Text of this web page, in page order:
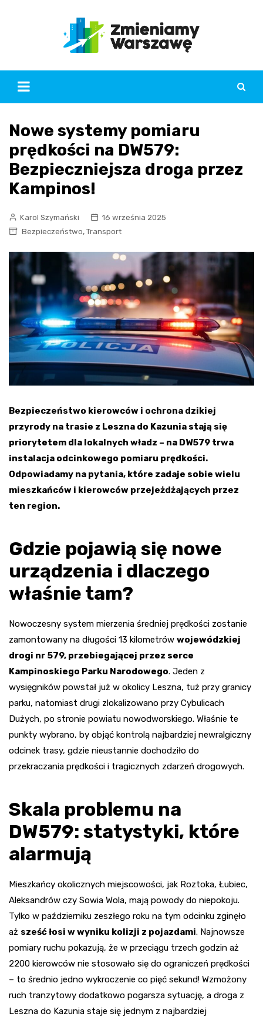
Nowe systemy pomiaru
prędkości na DW579:
Bezpieczniejsza droga przez
Kampinos!
Karol Szymański
16 września 2025
Bezpieczeństwo, Transport
Bezpieczeństwo kierowców i ochrona dzikiej
przyrody na trasie z Leszna do Kazunia stają się
priorytetem dla lokalnych władz – na DW579 trwa
instalacja odcinkowego pomiaru prędkości.
Odpowiadamy na pytania, które zadaje sobie wielu
mieszkańców i kierowców przejeżdżających przez
ten region.
Gdzie pojawią się nowe
urządzenia i dlaczego
właśnie tam?
Nowoczesny system mierzenia średniej prędkości zostanie
zamontowany na długości 13 kilometrów wojewódzkiej
drogi nr 579, przebiegającej przez serce
Kampinoskiego Parku Narodowego. Jeden z
wysięgników powstał już w okolicy Leszna, tuż przy granicy
parku, natomiast drugi zlokalizowano przy Cybulicach
Dużych, po stronie powiatu nowodworskiego. Właśnie te
punkty wybrano, by objąć kontrolą najbardziej newralgiczny
odcinek trasy, gdzie nieustannie dochodziło do
przekraczania prędkości i tragicznych zdarzeń drogowych.
Skala problemu na
DW579: statystyki, które
alarmują
Mieszkańcy okolicznych miejscowości, jak Roztoka, Łubiec,
Aleksandrów czy Sowia Wola, mają powody do niepokoju.
Tylko w październiku zeszłego roku na tym odcinku zginęło
aż sześć łosi w wyniku kolizji z pojazdami. Najnowsze
pomiary ruchu pokazują, że w przeciągu trzech godzin aż
2200 kierowców nie stosowało się do ograniczeń prędkości
– to średnio jedno wykroczenie co pięć sekund! Wzmożony
ruch tranzytowy dodatkowo pogarsza sytuację, a droga z
Leszna do Kazunia staje się jednym z najbardziej